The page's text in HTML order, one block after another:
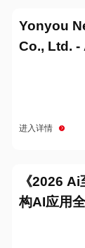
Yonyou
Co., Ltd.
进入详情
《2026
构AI应用